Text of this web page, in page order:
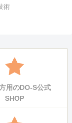
術
用のDO-S公式
SHOP